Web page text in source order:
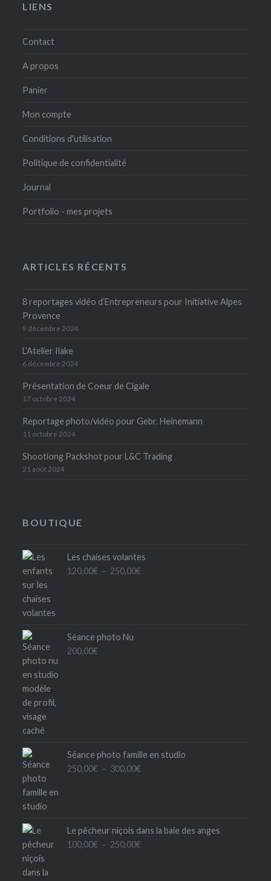
LIENS
Contact
A propos
Panier
Mon compte
Conditions d'utilisation
Politique de confidentialité
Journal
Portfolio - mes projets
ARTICLES RÉCENTS
8 reportages vidéo d’Entrepreneurs pour Initiative Alpes
Provence
9 décembre 2024
L’Atelier Ilake
6 décembre 2024
Présentation de Coeur de Cigale
17 octobre 2024
Reportage photo/vidéo pour Gebr. Heinemann
11 octobre 2024
Shootiong Packshot pour L&C Trading
21 août 2024
BOUTIQUE
Les chaises volantes
120,00€ – 250,00€Plage
Séance photo Nu
200,00€
Séance photo famille en studio
250,00€ – 300,00€Plage
Le pêcheur niçois dans la baie des anges
100,00€ – 250,00€Plage